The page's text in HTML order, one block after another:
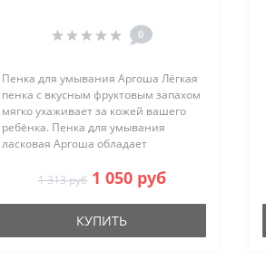
0
Пенка для умывания Аргоша Лёгкая
пенка с вкусным фруктовым запахом
мягко ухаживает за кожей вашего
ребёнка. Пенка для умывания
ласковая Аргоша обладает
заживляющим, антиаллергическим
действием. Активные компоненты
азулен ..
1 313 руб 1 050 руб
КУПИТЬ